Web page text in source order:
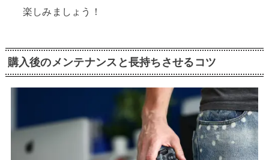
楽しみましょう！
購入後のメンテナンスと長持ちさせるコツ